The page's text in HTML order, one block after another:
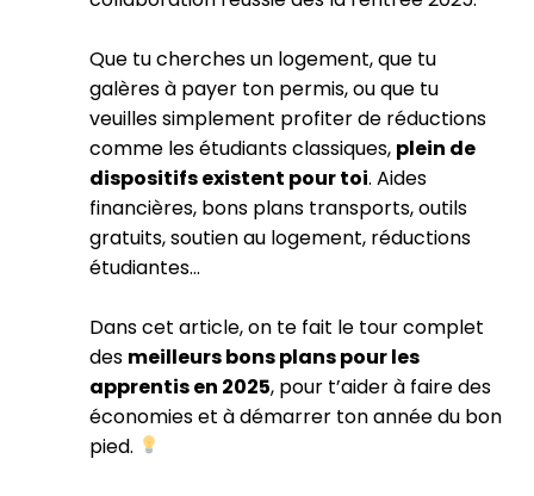
Que tu cherches un logement, que tu
galères à payer ton permis, ou que tu
veuilles simplement profiter de réductions
comme les étudiants classiques, plein de
dispositifs existent pour toi. Aides
financières, bons plans transports, outils
gratuits, soutien au logement, réductions
étudiantes…
Dans cet article, on te fait le tour complet
des meilleurs bons plans pour les
apprentis en 2025, pour t’aider à faire des
économies et à démarrer ton année du bon
pied.